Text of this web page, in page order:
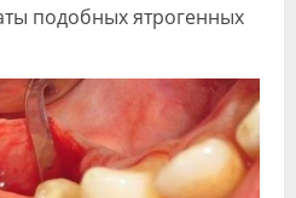
подобных ятрогенных